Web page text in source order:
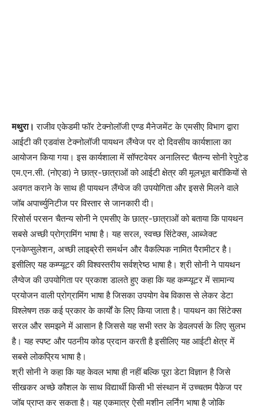
मथुरा। राजीव एकेडमी फॉर टेक्नोलॉजी एण्ड मैनेजमेंट के एमसीए विभाग द्वारा
आईटी की एडवांस टेक्नोलॉजी पायथन लैंग्वेज पर दो दिवसीय कार्यशाला का
आयोजन किया गया। इस कार्यशाला में सॉफ्टवेयर अनालिस्ट चैतन्य सोनी रेपुटेड
एम.एन.सी. (नोएडा) ने छात्र-छात्राओं को आईटी क्षेत्र की मूलभूत बारीकियों से
अवगत कराने के साथ ही पायथन लैंग्वेज की उपयोगिता और इससे मिलने वाले
जॉब अपार्च्युनिटीज पर विस्तार से जानकारी दी।
रिसोर्स परसन चैतन्य सोनी ने एमसीए के छात्र-छात्राओं को बताया कि पायथन
सबसे अच्छी प्रोग्रामिंग भाषा है। यह सरल, स्वच्छ सिंटेक्स, आब्जेक्ट
एनकेप्सुलेशन, अच्छी लाइब्रेरी समर्थन और वैकल्पिक नामित पैरामीटर है।
इसीलिए यह कम्प्यूटर की विश्वस्तरीय सर्वश्रेष्ठ भाषा है। श्री सोनी ने पायथन
लैग्वेज की उपयोगिता पर प्रकाश डालते हुए कहा कि यह कम्प्यूटर में सामान्य
प्रयोजन वाली प्रोग्रामिंग भाषा है जिसका उपयोग वेब विकास से लेकर डेटा
विश्लेषण तक कई प्रकार के कार्यों के लिए किया जाता है। पायथन का सिंटेक्स
सरल और समझने में आसान है जिससे यह सभी स्तर के डेवलपर्स के लिए सुलभ
है। यह स्पष्ट और पठनीय कोड प्रदान करती है इसीलिए यह आईटी क्षेत्र में
सबसे लोकप्रिय भाषा है।
श्री सोनी ने कहा कि यह केवल भाषा ही नहीं बल्कि पूरा डेटा विज्ञान है जिसे
सीखकर अच्छे कौशल के साथ विद्यार्थी किसी भी संस्थान में उच्चतम पैकेज पर
जॉब प्राप्त कर सकता है। यह एकमात्र ऐसी मशीन लर्निंग भाषा है जोकि